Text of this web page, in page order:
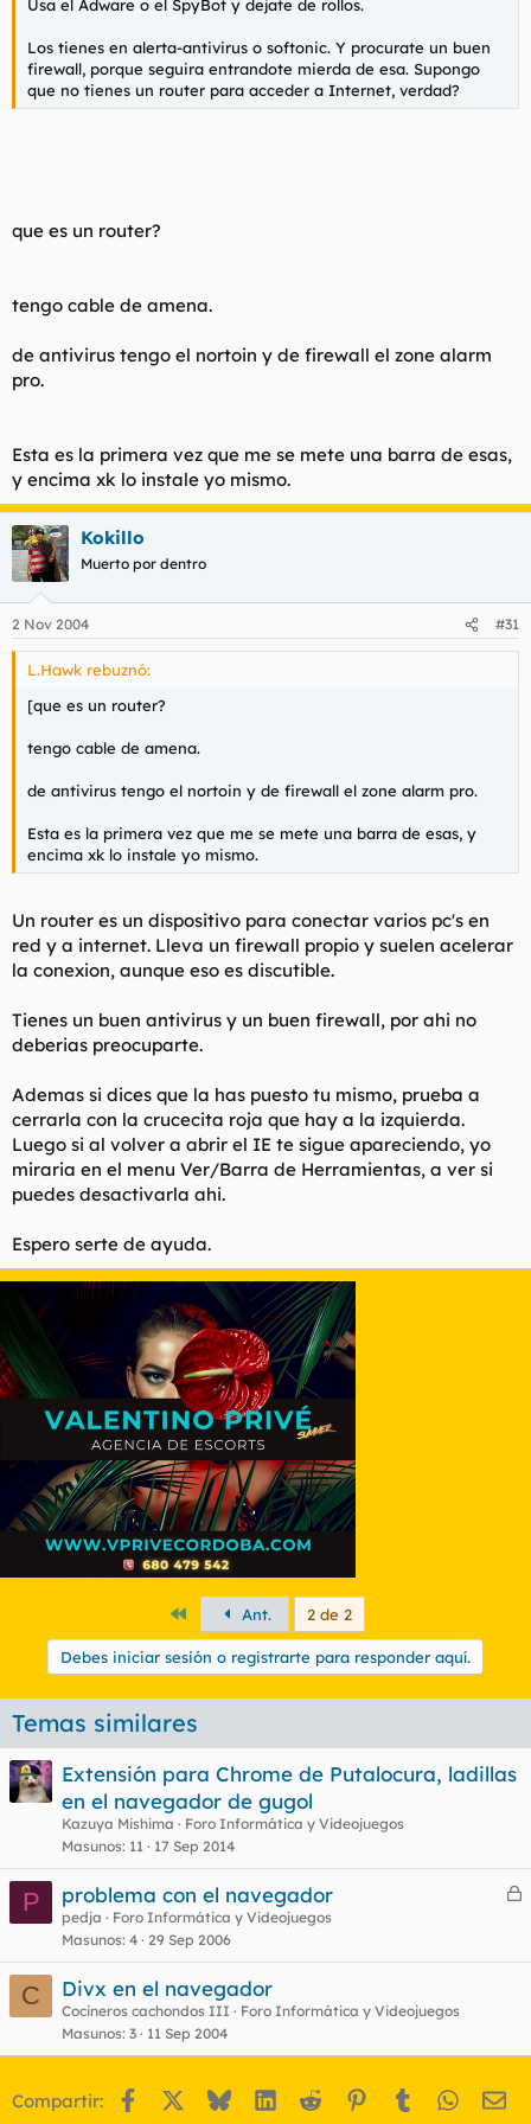
Usa el Adware o el SpyBot y dejate de rollos.
Los tienes en alerta-antivirus o softonic. Y procurate un buen
firewall, porque seguira entrandote mierda de esa. Supongo
que no tienes un router para acceder a Internet, verdad?
que es un router?
tengo cable de amena.
de antivirus tengo el nortoin y de firewall el zone alarm
pro.
Esta es la primera vez que me se mete una barra de esas,
y encima xk lo instale yo mismo.
Kokillo
Muerto por dentro
2 Nov 2004 #31
L.Hawk rebuznó:
[que es un router?
tengo cable de amena.
de antivirus tengo el nortoin y de firewall el zone alarm pro.
Esta es la primera vez que me se mete una barra de esas, y
encima xk lo instale yo mismo.
Un router es un dispositivo para conectar varios pc's en
red y a internet. Lleva un firewall propio y suelen acelerar
la conexion, aunque eso es discutible.
Tienes un buen antivirus y un buen firewall, por ahi no
deberias preocuparte.
Ademas si dices que la has puesto tu mismo, prueba a
cerrarla con la crucecita roja que hay a la izquierda.
Luego si al volver a abrir el IE te sigue apareciendo, yo
miraria en el menu Ver/Barra de Herramientas, a ver si
puedes desactivarla ahi.
Espero serte de ayuda.
PrimeroAnt. 2 de 2
Debes iniciar sesión o registrarte para responder aquí.
Temas similares
Extensión para Chrome de Putalocura, ladillas
en el navegador de gugol
Kazuya Mishima
Foro Informática y Videojuegos
Masunos 11 17 Sep 2014
P
C
r
problema con el navegador
pedja
Foro Informática y Videojuegos
Masunos 4 29 Sep 2006
C Divx en el navegador
Cocineros cachondos III
Foro Informática y Videojuegos
Masunos 3 11 Sep 2004
Compartir: Facebook BlueskyLinkedIn
Reddit Pinterest
Tumblr